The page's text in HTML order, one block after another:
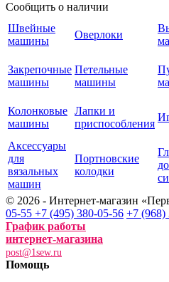
Сообщить о наличии
Швейные
машины
Оверлоки
Закрепочные
машины
Петельные
машины
Колонковые
машины
Лапки и
приспособления
Аксессуары
для
вязальных
машин
Портновские
колодки
© 2026 - Интернет-магазин
05-55 +7 (495) 380-05-56 +7 (968)
График работы
интернет-магазина
post@1sew.ru
Помощь